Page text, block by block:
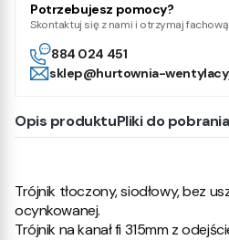
Potrzebujesz pomocy?
Skontaktuj się z nami i otrzymaj
884 024 451
sklep@hurtownia-
Opis produktuPliki do pobrania
Trójnik tłoczony, siodłowy, bez
ocynkowanej.
Trójnik na kanał fi 315mm z